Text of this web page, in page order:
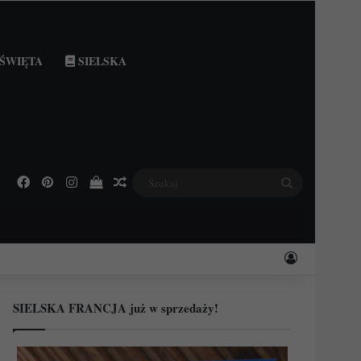
SIELSKA
Facebook
PinterestInstagramPodejrzyj swój koszyk
Losowy wpis
Zaloguj
SIELSKA FRANCJA już w sprzedaży!